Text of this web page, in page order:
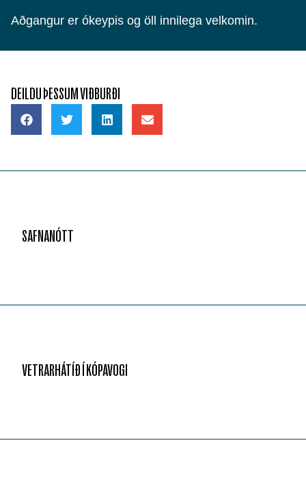
Aðgangur er ókeypis og öll innilega velkomin.
DEILDU ÞESSUM VIÐBURÐI
SAFNANÓTT
VETRARHÁTÍÐ Í KÓPAVOGI